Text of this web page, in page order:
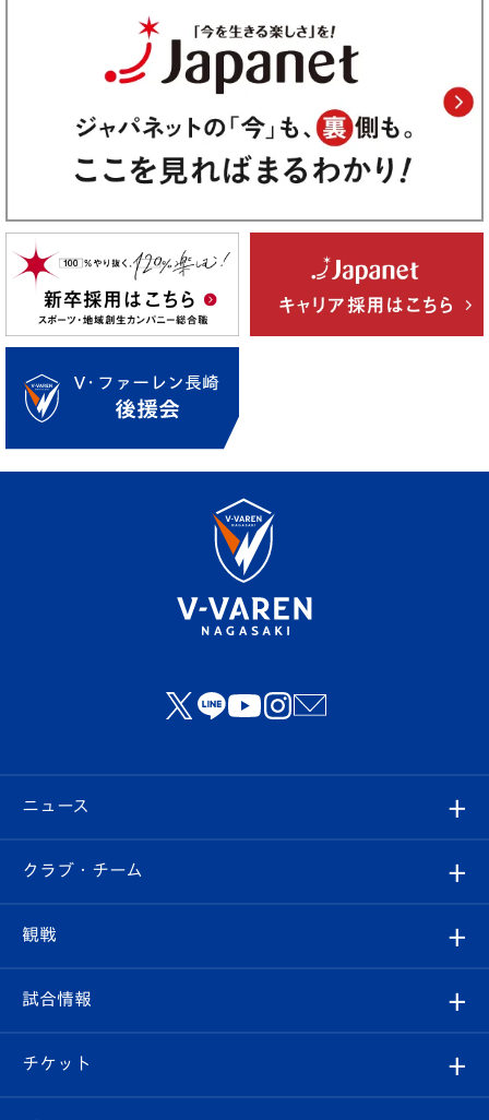
ニュース
すべて
クラブ
試合情報
クラブ・チーム
クラブ概要
エンブレム紹介
観戦
観戦ルール
はじめての観戦ガイド
試合情報
試合日程/結果
チケット